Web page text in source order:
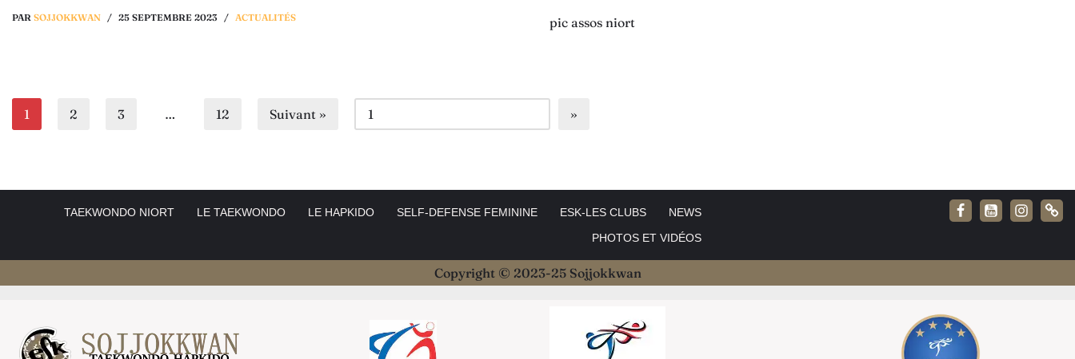
PAR SOJJOKKWAN 25 SEPTEMBRE 2023 ACTUALITÉS pic assos niort
1 2 3 … 12 Suivant »
TAEKWONDO NIORT LE TAEKWONDO LE HAPKIDO SELF-DEFENSE FEMININE ESK-LES CLUBS
NEWS
PHOTOS ET VIDÉOS
Copyright © 2023-25 Sojjokkwan